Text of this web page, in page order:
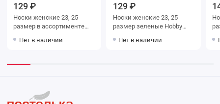
129 ₽
Носки женские 23, 25
размер в ассортименте
Нет в наличии
129 ₽
Носки женские 23, 25
размер зеленые Hobby
Нет в наличии
Носки